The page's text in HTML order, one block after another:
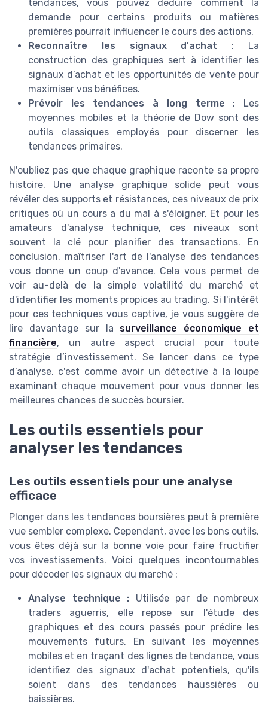
tendances, vous pouvez déduire comment la
demande pour certains produits ou matières
premières pourrait influencer le cours des actions.
Reconnaître les signaux d'achat : La
construction des graphiques sert à identifier les
signaux d’achat et les opportunités de vente pour
maximiser vos bénéfices.
Prévoir les tendances à long terme : Les
moyennes mobiles et la théorie de Dow sont des
outils classiques employés pour discerner les
tendances primaires.
N'oubliez pas que chaque graphique raconte sa propre
histoire. Une analyse graphique solide peut vous
révéler des supports et résistances, ces niveaux de prix
critiques où un cours a du mal à s'éloigner. Et pour les
amateurs d'analyse technique, ces niveaux sont
souvent la clé pour planifier des transactions. En
conclusion, maîtriser l'art de l'analyse des tendances
vous donne un coup d'avance. Cela vous permet de
voir au-delà de la simple volatilité du marché et
d'identifier les moments propices au trading. Si l'intérêt
pour ces techniques vous captive, je vous suggère de
lire davantage sur la surveillance économique et
financière, un autre aspect crucial pour toute
stratégie d’investissement. Se lancer dans ce type
d’analyse, c'est comme avoir un détective à la loupe
examinant chaque mouvement pour vous donner les
meilleures chances de succès boursier.
Les outils essentiels pour
analyser les tendances
Les outils essentiels pour une analyse
efficace
Plonger dans les tendances boursières peut à première
vue sembler complexe. Cependant, avec les bons outils,
vous êtes déjà sur la bonne voie pour faire fructifier
vos investissements. Voici quelques incontournables
pour décoder les signaux du marché :
Analyse technique : Utilisée par de nombreux
traders aguerris, elle repose sur l'étude des
graphiques et des cours passés pour prédire les
mouvements futurs. En suivant les moyennes
mobiles et en traçant des lignes de tendance, vous
identifiez des signaux d'achat potentiels, qu'ils
soient dans des tendances haussières ou
baissières.